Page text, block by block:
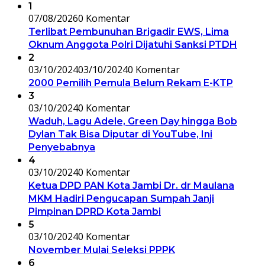
1
07/08/20260 Komentar
Terlibat Pembunuhan Brigadir EWS, Lima
Oknum Anggota Polri Dijatuhi Sanksi PTDH
2
03/10/202403/10/20240 Komentar
2000 Pemilih Pemula Belum Rekam E-KTP
3
03/10/20240 Komentar
Waduh, Lagu Adele, Green Day hingga Bob
Dylan Tak Bisa Diputar di YouTube, Ini
Penyebabnya
4
03/10/20240 Komentar
Ketua DPD PAN Kota Jambi Dr. dr Maulana
MKM Hadiri Pengucapan Sumpah Janji
Pimpinan DPRD Kota Jambi
5
03/10/20240 Komentar
November Mulai Seleksi PPPK
6